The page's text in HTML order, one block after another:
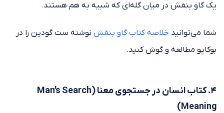
یک گاو بنفش در میان گله‌ای که شبیه به هم هستند.
شما می‌توانید خلاصه کتاب گاو بنفش نوشته ست گودین را در
بوکاپو مطالعه و گوش کنید.
۴. کتاب انسان در جستجوی معنا (Man’s Search
Meaning)